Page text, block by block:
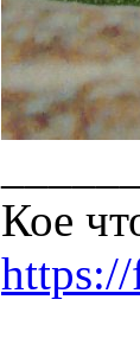
Кое